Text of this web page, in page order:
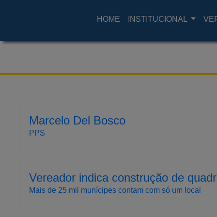
HOME INSTITUCIONAL
Marcelo Del Bosco
PPS
Vereador indica construção de
Mais de 25 mil munícipes contam com só um local